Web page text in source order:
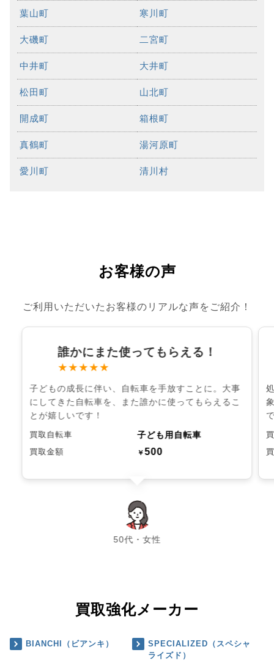
葉山町 寒川町
大磯町 二宮町
中井町 大井町
松田町 山北町
開成町 箱根町
真鶴町 湯河原町
愛川町 清川村
お客様の声
ご利用いただいたお客様のリアルな声をご紹介！
誰かにまた使ってもらえる！
★★★★★
子どもの成長に伴い、自転車を手放すことに。大事
にしてきた自転車を、また誰かに使ってもらえるこ
とが嬉しいです！
買取自転車 子ども用自転車
買取金額 ￥500
50代・女性
chevron_left chevron_right
買取強化メーカー
BIANCHI（ビアンキ）
SPECIALIZED（スペシャ
ライズド）